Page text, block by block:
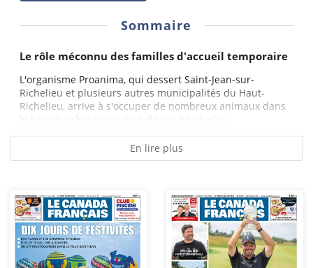
Sommaire
Le rôle méconnu des familles d'accueil temporaire
L'organisme Proanima, qui dessert Saint-Jean-sur-
Richelieu et plusieurs autres municipalités du Haut-
Richelieu, arrive à s'occuper de nombreux animaux dans
le besoin grâce au soutien de ses bénévoles...
En lire plus